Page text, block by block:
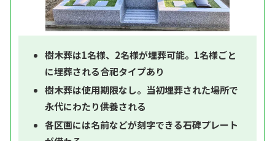
樹木葬は1名様、2名様が埋葬可能。1名様ごと
に埋葬される合祀タイプあり
樹木葬は使用期限なし。当初埋葬された場所で
永代にわたり供養される
各区画には名前などが刻字できる石碑プレート